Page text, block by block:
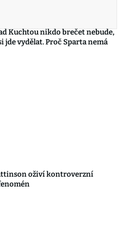
Kuchtou nikdo brečet nebude,
jde vydělat. Proč Sparta nemá
oživí kontroverzní